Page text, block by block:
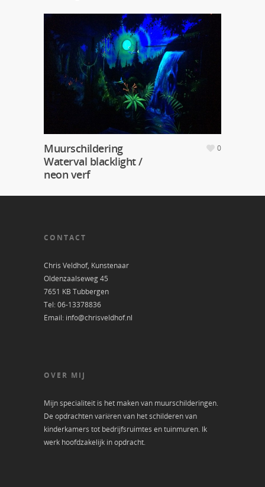
Muurschildering
Waterval blacklight /
neon verf
0
CONTACT
Chris Veldhof, Kunstenaar
Oldenzaalseweg 45
7651 KB Tubbergen
Tel: 06-13378836
Email: info@chrisveldhof.nl
OVER MIJ
Mijn specialiteit is het maken van muurschilderingen.
De opdrachten variëren van het schilderen van
kinderkamers tot bedrijfsruimtes en tuinmuren. Ik
werk hoofdzakelijk in opdracht.